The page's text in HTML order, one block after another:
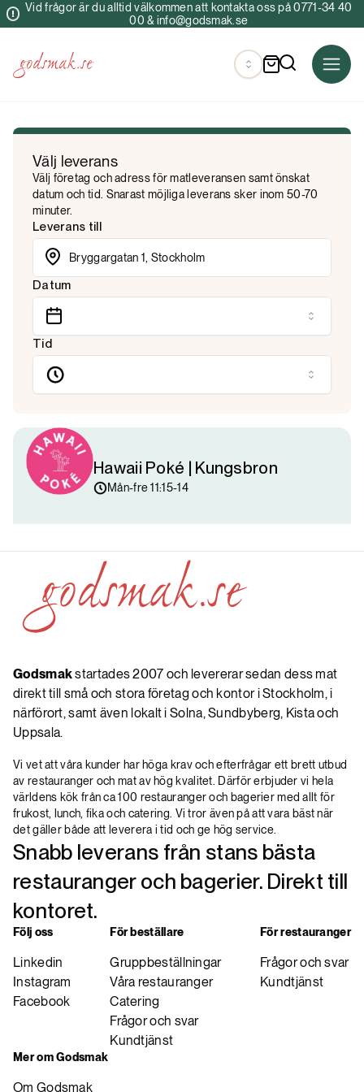
Vid frågor är du alltid välkommen att kontakta oss på 0771-34 40
00 & info@godsmak.se
Välj leverans
Välj företag och adress för matleveransen samt önskat
datum och tid. Snarast möjliga leverans sker inom 50-70
minuter.
Leverans till
Datum
Tid
Hawaii Poké | Kungsbron
Mån-fre 11:15-14
Godsmakstartades 2007 och levererar sedan dess mat
direkt till små och stora företag och kontor i Stockholm, i
närförort, samt även lokalt i Solna, Sundbyberg, Kista och
Uppsala.
Vi vet att våra kunder har höga krav och efterfrågar ett brett utbud
av restauranger och mat av hög kvalitet. Därför erbjuder vi hela
världens kök från ca 100 restauranger och bagerier med allt för
frukost, lunch, fika och catering. Vi tror även på att vara bäst när
det gäller både att leverera i tid och ge hög service.
Snabb leverans från stans bästa
restauranger och bagerier. Direkt till
kontoret.
Följ oss
Linkedin
Instagram
Facebook
För beställare
Gruppbeställningar
Våra restauranger
Catering
Frågor och svar
Kundtjänst
För restauranger
Frågor och svar
Kundtjänst
Mer om Godsmak
Om Godsmak